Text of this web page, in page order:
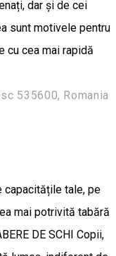
dar și de cei
sunt motivele pentru
cu cea mai rapidă
535600, Romania
capacitățile tale, pe
mai potrivită tabără
DE SCHI Copii,